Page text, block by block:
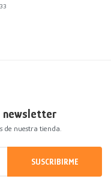
33
newsletter
de nuestra tienda.
SUSCRIBIRME